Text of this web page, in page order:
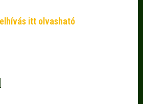
itt olvasható